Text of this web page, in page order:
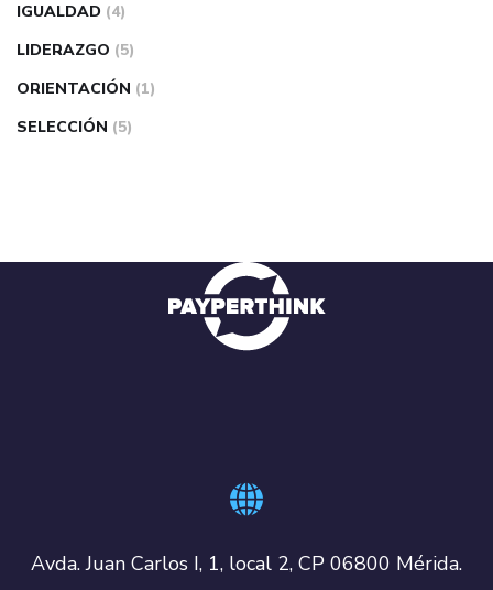
IGUALDAD (4)
LIDERAZGO (5)
ORIENTACIÓN (1)
SELECCIÓN (5)
Avda. Juan Carlos I, 1, local 2, CP 06800 Mérida.